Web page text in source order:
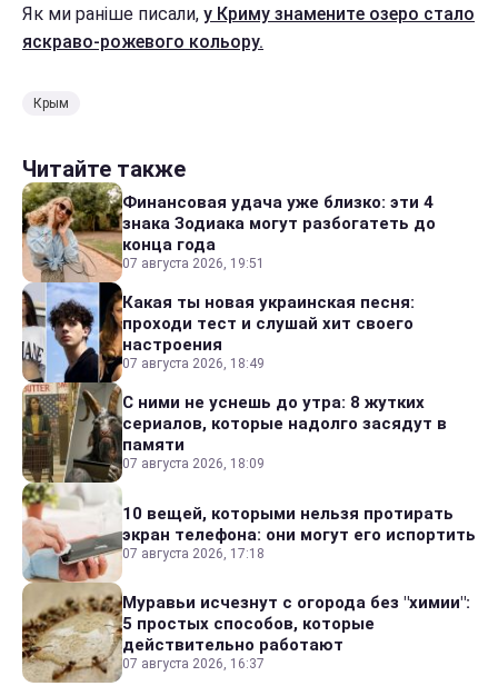
Як ми раніше писали, у Криму знамените озеро стало
яскраво-рожевого кольору.
Крым
Читайте также
Финансовая удача уже близко: эти 4
знака Зодиака могут разбогатеть до
конца года
07 августа 2026, 19:51
Какая ты новая украинская песня:
проходи тест и слушай хит своего
настроения
07 августа 2026, 18:49
С ними не уснешь до утра: 8 жутких
сериалов, которые надолго засядут в
памяти
07 августа 2026, 18:09
10 вещей, которыми нельзя протирать
экран телефона: они могут его испортить
07 августа 2026, 17:18
Муравьи исчезнут с огорода без "химии":
5 простых способов, которые
действительно работают
07 августа 2026, 16:37